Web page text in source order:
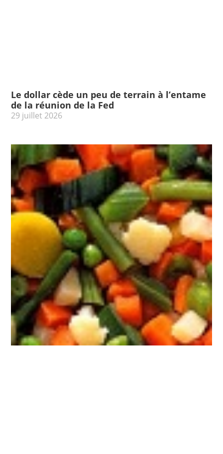
Le dollar cède un peu de terrain à l’entame
de la réunion de la Fed
29 juillet 2026